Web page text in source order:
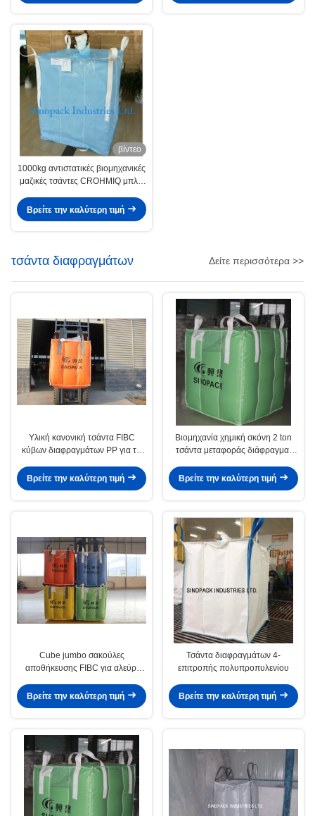
βίντεο
1000kg αντιστατικές βιομηχανικές
μαζικές τσάντες CROHMIQ μπλε/
αποθήκευσης
Βρείτε την καλύτερη τιμή
τσάντα διαφραγμάτων Δείτε περισσότερα >>
Υλική κανονική τσάντα FIBC
κύβων διαφραγμάτων PP για το
σκόνες
Βρείτε την καλύτερη τιμή
Βιομηχανία χημική σκόνη 2 ton
τσάντα μεταφοράς διάφραγμα,
Βρείτε την καλύτερη τιμή
Cube jumbo σακούλες
αποθήκευσης FIBC για αλεύρι
Βρείτε την καλύτερη τιμή
Τσάντα διαφραγμάτων 4-
επιτροπής πολυπροπυλενίου
Βρείτε την καλύτερη τιμή